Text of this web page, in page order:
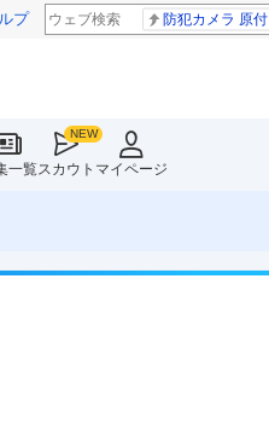
プ 防犯カメラ 原付
一覧スカウト マイページ